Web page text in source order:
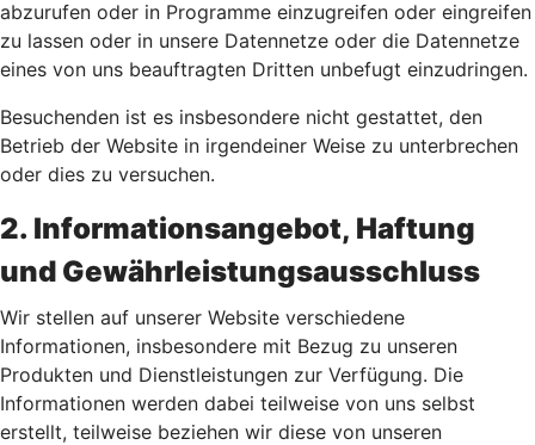
abzurufen oder in Programme einzugreifen oder eingreifen
zu lassen oder in unsere Datennetze oder die Datennetze
eines von uns beauftragten Dritten unbefugt einzudringen.
Besuchenden ist es insbesondere nicht gestattet, den
Betrieb der Website in irgendeiner Weise zu unterbrechen
oder dies zu versuchen.
2. Informationsangebot, Haftung
und Gewährleistungsausschluss
Wir stellen auf unserer Website verschiedene
Informationen, insbesondere mit Bezug zu unseren
Produkten und Dienstleistungen zur Verfügung. Die
Informationen werden dabei teilweise von uns selbst
erstellt, teilweise beziehen wir diese von unseren